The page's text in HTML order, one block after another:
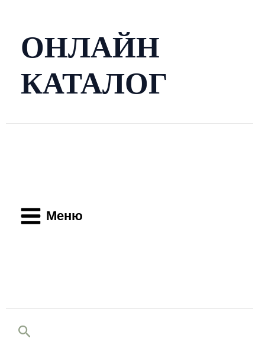
ОНЛАЙН
КАТАЛОГ
Меню
Поиск